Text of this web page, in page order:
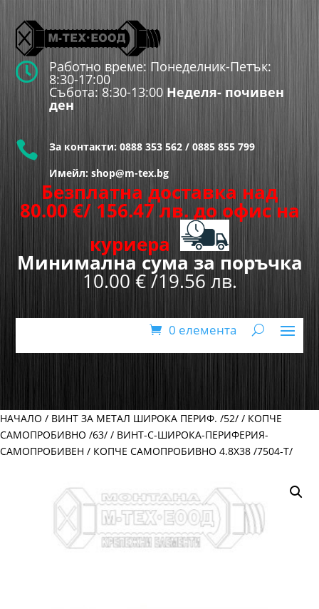
 Работно време: Понеделник-Петък:
8:30-17:00
Събота: 8:30-13:00 Неделя- почивен
ден
 За контакти: 0888 353 562 / 0885 855 799
Имейл: shop@m-tex.bg
Безплатна доставка над
80.00 €/ 156.47 лв. до офис на
куриера
Минимална сума за поръчка
10.00 € /19.56 лв.
0 елемента
НАЧАЛО / ВИНТ ЗА МЕТАЛ ШИРОКА ПЕРИФ. /52/ / КОПЧЕ
САМОПРОБИВНО /63/ / ВИНТ-С-ШИРОКА-ПЕРИФЕРИЯ-
САМОПРОБИВЕН / КОПЧЕ САМОПРОБИВНО 4.8Х38 /7504-Т/